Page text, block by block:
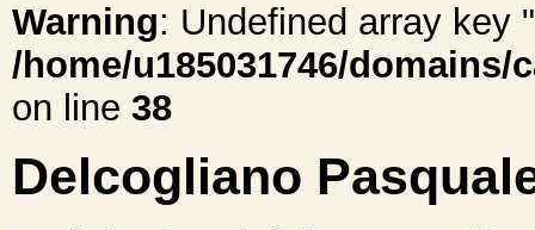
Warning: Undefined array key
/home/u185031746/
on line 38
Delcogliano